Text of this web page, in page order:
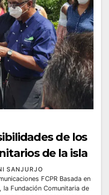
de los
de la isla
SANJURJO
FCPR Basada en
la Fundación Comunitaria de